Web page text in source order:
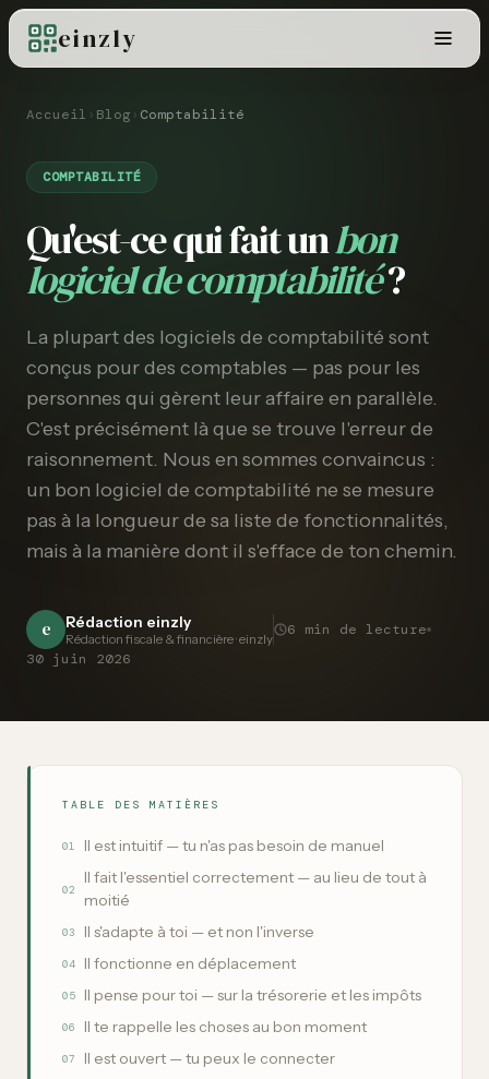
einzly
Accueil › Blog› Comptabilité
COMPTABILITÉ
Qu'est-ce qui fait unbon
logiciel de comptabilité?
La plupart des logiciels de comptabilité sont
conçus pour des comptables — pas pour les
personnes qui gèrent leur affaire en parallèle.
C'est précisément là que se trouve l'erreur de
raisonnement. Nous en sommes convaincus :
un bon logiciel de comptabilité ne se mesure
pas à la longueur de sa liste de fonctionnalités,
mais à la manière dont il s'efface de ton chemin.
e Rédaction einzly
Rédaction fiscale & financière · einzly
6
min de lecture
30 juin 2026
TABLE DES MATIÈRES
01 Il est intuitif — tu n'as pas besoin de manuel
02
Il fait l'essentiel correctement — au lieu de tout à
moitié
03 Il s'adapte à toi — et non l'inverse
04 Il fonctionne en déplacement
05 Il pense pour toi — sur la trésorerie et les impôts
06 Il te rappelle les choses au bon moment
07 Il est ouvert — tu peux le connecter